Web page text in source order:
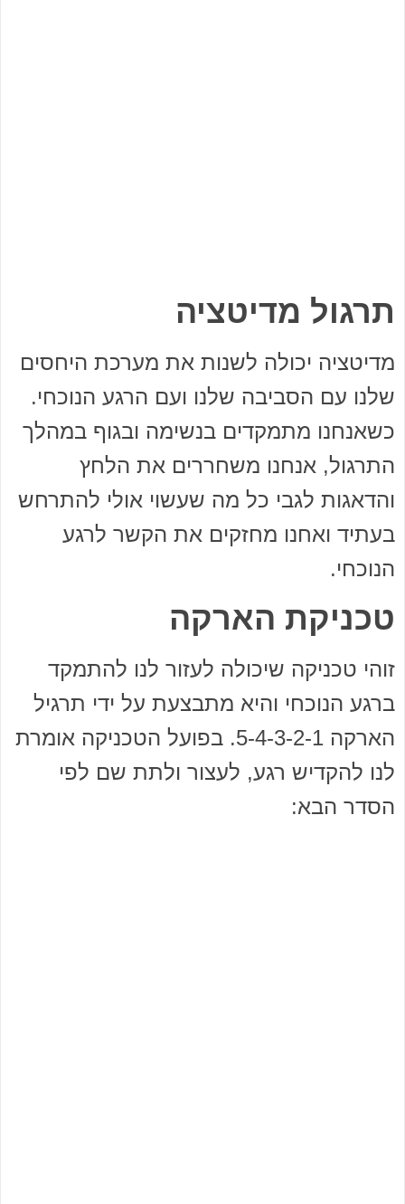
תרגול מדיטציה
מדיטציה יכולה לשנות את מערכת היחסים
שלנו עם הסביבה שלנו ועם הרגע הנוכחי.
כשאנחנו מתמקדים בנשימה ובגוף במהלך
התרגול, אנחנו משחררים את הלחץ
והדאגות לגבי כל מה שעשוי אולי להתרחש
בעתיד ואחנו מחזקים את הקשר לרגע
הנוכחי.
טכניקת הארקה
זוהי טכניקה שיכולה לעזור לנו להתמקד
ברגע הנוכחי והיא מתבצעת על ידי תרגיל
הארקה 5-4-3-2-1. בפועל הטכניקה אומרת
לנו להקדיש רגע, לעצור ולתת שם לפי
הסדר הבא: